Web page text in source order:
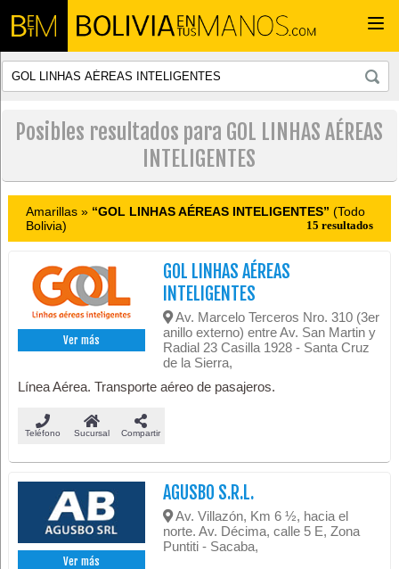
Posibles resultados para GOL LINHAS AÉREAS
INTELIGENTES
Amarillas » “GOL LINHAS AÉREAS INTELIGENTES” (Todo
Bolivia)
15 resultados
Ver más
GOL LINHAS AÉREAS
INTELIGENTES
Av. Marcelo Terceros Nro. 310 (3er
anillo externo) entre Av. San Martin y
Radial 23 Casilla 1928 - Santa Cruz
de la Sierra,
Línea Aérea. Transporte aéreo de pasajeros.
Teléfono Sucursal Compartir
Ver más
AGUSBO S.R.L.
Av. Villazón, Km 6 ½, hacia el
norte. Av. Décima, calle 5 E, Zona
Puntiti - Sacaba,